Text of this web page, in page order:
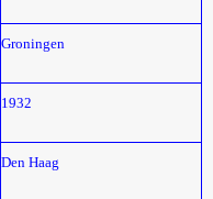
Groningen
1932
Den Haag